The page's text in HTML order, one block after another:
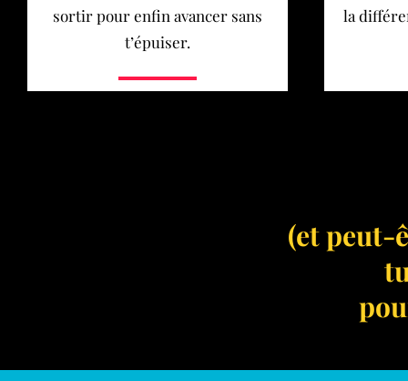
sortir pour enfin avancer sans
t’épuiser.
la
(et peut-